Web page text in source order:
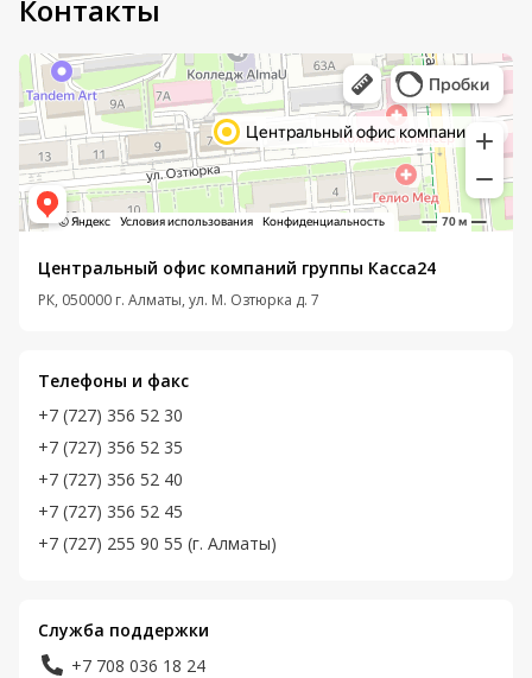
Контакты
Центральный офис компаний группы Касса24
РК, 050000 г. Алматы, ул. М. Озтюрка д. 7
Телефоны и факс
+7 (727) 356 52 30
+7 (727) 356 52 35
+7 (727) 356 52 40
+7 (727) 356 52 45
+7 (727) 255 90 55 (г. Алматы)
Служба поддержки
+7 708 036 18 24